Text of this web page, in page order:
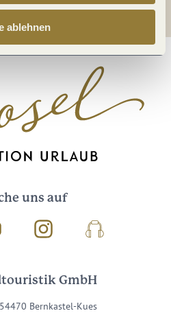
ablehnen
reinhören!
uns auf
InstagramPodcast
GmbH
Bernkastel-Kues